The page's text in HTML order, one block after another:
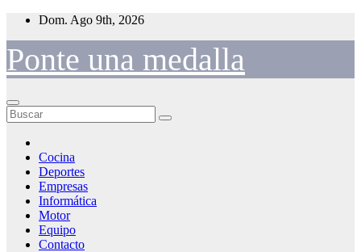
Saltar
contenido
Dom. Ago 9th, 2026
Ponte una medalla
Cocina
Deportes
Empresas
Informática
Motor
Equipo
Contacto